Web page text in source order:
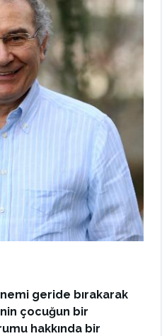
geride bırakarak
çocuğun bir
hakkında bir